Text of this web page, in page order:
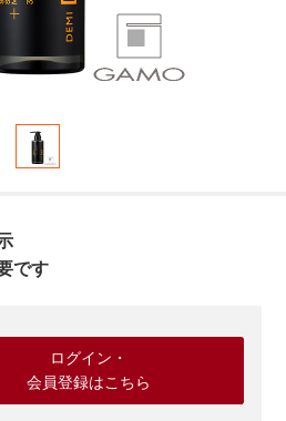
です
ログイン・
会員登録はこちら